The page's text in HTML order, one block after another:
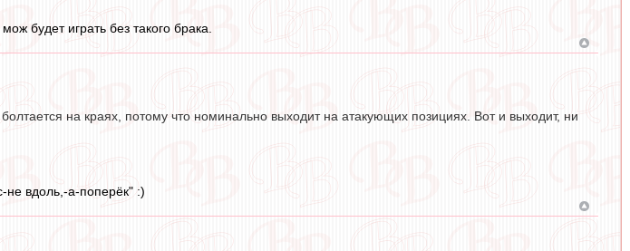
будет играть без такого брака.
на краях, потому что номинально выходит на атакующих позициях. Вот и выходит, ни
не вдоль,-а-поперёк" :)